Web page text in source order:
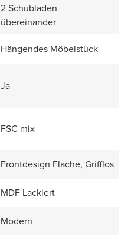
2 Schubladen
übereinander
Hängendes Möbelstück
Ja
FSC mix
Frontdesign Flache, Grifflos
MDF Lackiert
Modern